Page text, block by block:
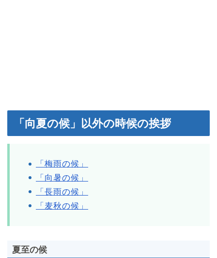
「向夏の候」以外の時候の挨拶
「梅雨の候」
「向暑の候」
「長雨の候」
「麦秋の候」
夏至の候